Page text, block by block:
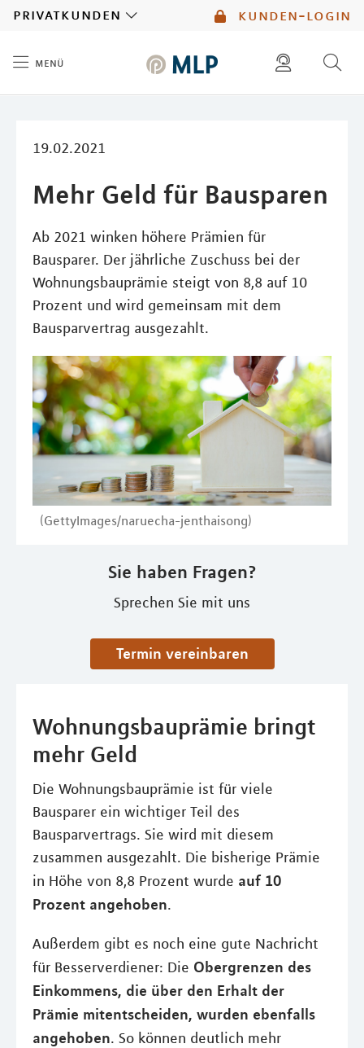
kunden-login
privatkunden
menü
19.02.2021
Mehr Geld für Bausparen
Ab 2021 winken höhere Prämien für
Bausparer. Der jährliche Zuschuss bei der
Wohnungsbauprämie steigt von 8,8 auf 10
Prozent und wird gemeinsam mit dem
Bausparvertrag ausgezahlt.
(GettyImages/naruecha-jenthaisong)
Sie haben Fragen?
Sprechen Sie mit uns
Termin vereinbaren
Wohnungsbauprämie bringt
mehr Geld
Die Wohnungsbauprämie ist für viele
Bausparer ein wichtiger Teil des
Bausparvertrags. Sie wird mit diesem
zusammen ausgezahlt. Die bisherige Prämie
in Höhe von 8,8 Prozent wurde auf 10
Prozent angehoben.
Außerdem gibt es noch eine gute Nachricht
für Besserverdiener: Die Obergrenzen des
Einkommens, die über den Erhalt der
Prämie mitentscheiden, wurden ebenfalls
angehoben. So können deutlich mehr